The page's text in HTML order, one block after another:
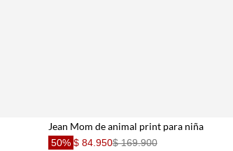
Jean Mom de animal print para niña
50% $ 84.950$ 169.900